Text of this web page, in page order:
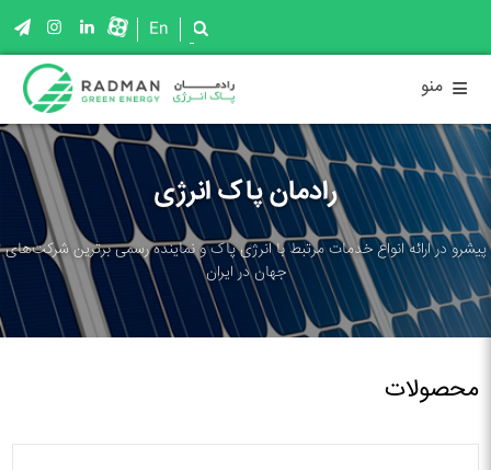
En
≡ منو
رادمان پاک انرژی
پیشرو در ارائه انواع خدمات مرتبط با انرژی پاک و نماینده رسمی برترین شرکت‌های
جهان در ایران
محصولات